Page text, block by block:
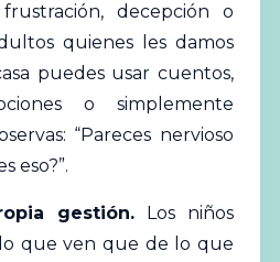
decepción o
quienes les damos
puedes usar cuentos,
o simplemente
“Pareces nervioso
eso?”.
gestión.Los niños
que ven que de lo que